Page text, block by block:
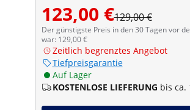
123,00 €129,00 €
Der günstigste Preis in den 30 Tagen vor
war: 129,00 €
Zeitlich begrenztes Angebot
Tiefpreisgarantie
Auf Lager
KOSTENLOSE LIEFERUNG bis ca.